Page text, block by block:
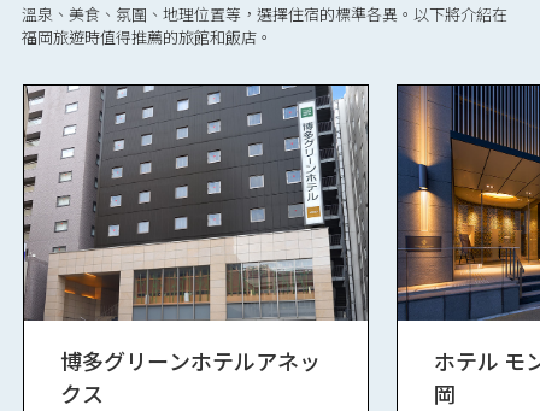
溫泉、美食、氛圍、地理位置等，選擇住宿的標準各異。以下將介紹在
福岡旅遊時值得推薦的旅館和飯店。
博多グリーンホテルアネッ
クス
ホテル モ
岡